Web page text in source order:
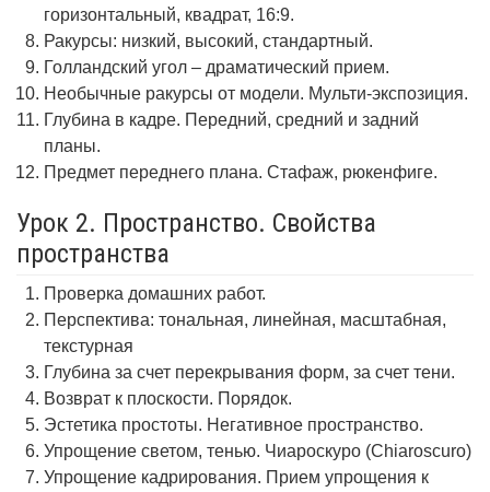
горизонтальный, квадрат, 16:9.
Ракурсы: низкий, высокий, стандартный.
Голландский угол – драматический прием.
Необычные ракурсы от модели. Мульти-экспозиция.
Глубина в кадре. Передний, средний и задний
планы.
Предмет переднего плана. Стафаж, рюкенфиге.
Урок 2. Пространство. Свойства
пространства
Проверка домашних работ.
Перспектива: тональная, линейная, масштабная,
текстурная
Глубина за счет перекрывания форм, за счет тени.
Возврат к плоскости. Порядок.
Эстетика простоты. Негативное пространство.
Упрощение светом, тенью. Чиароскуро (Chiaroscuro)
Упрощение кадрирования. Прием упрощения к